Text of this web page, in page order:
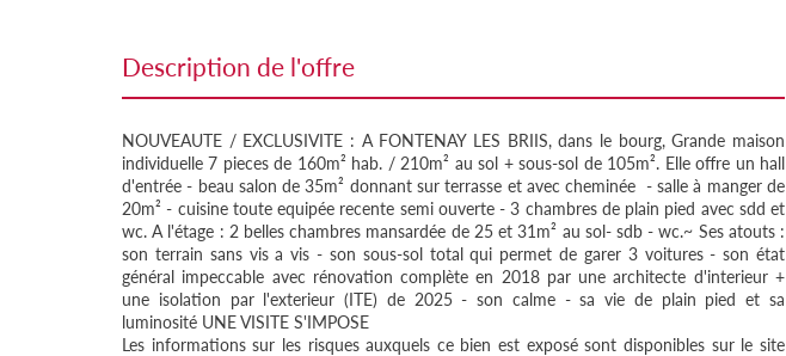
description de l'offre
NOUVEAUTE / EXCLUSIVITE : A FONTENAY LES BRIIS, dans le bourg, Grande maison
individuelle 7 pieces de 160m² hab. / 210m² au sol + sous-sol de 105m². Elle offre un hall
d'entrée - beau salon de 35m² donnant sur terrasse et avec cheminée - salle à manger de
20m² - cuisine toute equipée recente semi ouverte - 3 chambres de plain pied avec sdd et
wc. A l'étage : 2 belles chambres mansardée de 25 et 31m² au sol- sdb - wc.~ Ses atouts :
son terrain sans vis a vis - son sous-sol total qui permet de garer 3 voitures - son état
général impeccable avec rénovation complète en 2018 par une architecte d'interieur +
une isolation par l'exterieur (ITE) de 2025 - son calme - sa vie de plain pied et sa
luminosité UNE VISITE S'IMPOSE
Les informations sur les risques auxquels ce bien est exposé sont disponibles sur le site